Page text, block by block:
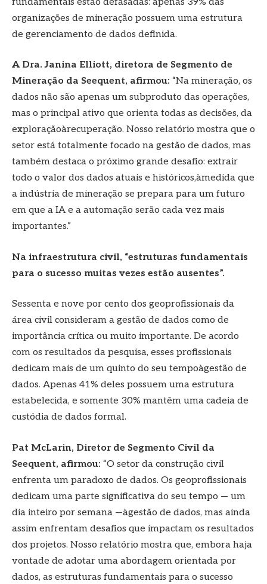
organizações de mineração possuem uma estrutura
de gerenciamento de dados definida.
A Dra. Janina Elliott, diretora de Segmento de
Mineração da Seequent, afirmou: “Na mineração, os
dados não são apenas um subproduto das operações,
mas o principal ativo que orienta todas as decisões, da
exploraçãoàrecuperação. Nosso relatório mostra que o
setor está totalmente focado na gestão de dados, mas
também destaca o próximo grande desafio: extrair
todo o valor dos dados atuais e históricos,àmedida que
a indústria de mineração se prepara para um futuro
em que a IA e a automação serão cada vez mais
importantes.”
Na infraestrutura civil, “estruturas fundamentais
para o sucesso muitas vezes estão ausentes”.
Sessenta e nove por cento dos geoprofissionais da
área civil consideram a gestão de dados como de
importância crítica ou muito importante. De acordo
com os resultados da pesquisa, esses profissionais
dedicam mais de um quinto do seu tempoàgestão de
dados. Apenas 41% deles possuem uma estrutura
estabelecida, e somente 30% mantêm uma cadeia de
custódia de dados formal.
Pat McLarin, Diretor de Segmento Civil da
Seequent, afirmou: “O setor da construção civil
enfrenta um paradoxo de dados. Os geoprofissionais
dedicam uma parte significativa do seu tempo — um
dia inteiro por semana —àgestão de dados, mas ainda
assim enfrentam desafios que impactam os resultados
dos projetos. Nosso relatório mostra que, embora haja
vontade de adotar uma abordagem orientada por
dados, as estruturas fundamentais para o sucesso